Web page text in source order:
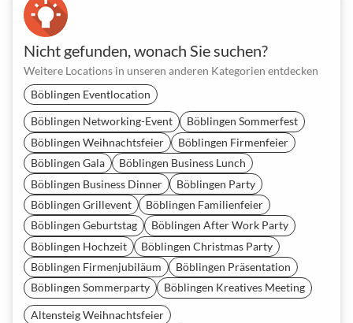
Nicht gefunden, wonach Sie suchen?
Weitere Locations in unseren anderen Kategorien entdecken
Böblingen Eventlocation
Böblingen Networking-Event
Böblingen Sommerfest
Böblingen Weihnachtsfeier
Böblingen Firmenfeier
Böblingen Gala
Böblingen Business Lunch
Böblingen Business Dinner
Böblingen Party
Böblingen Grillevent
Böblingen Familienfeier
Böblingen Geburtstag
Böblingen After Work Party
Böblingen Hochzeit
Böblingen Christmas Party
Böblingen Firmenjubiläum
Böblingen Präsentation
Böblingen Sommerparty
Böblingen Kreatives Meeting
Altensteig Weihnachtsfeier